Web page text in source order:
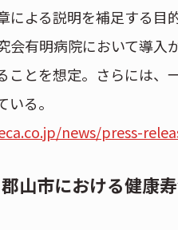
による説明を補足する
会有明病院において導
ことを想定。さらには
る。
news/press-
山市における健康